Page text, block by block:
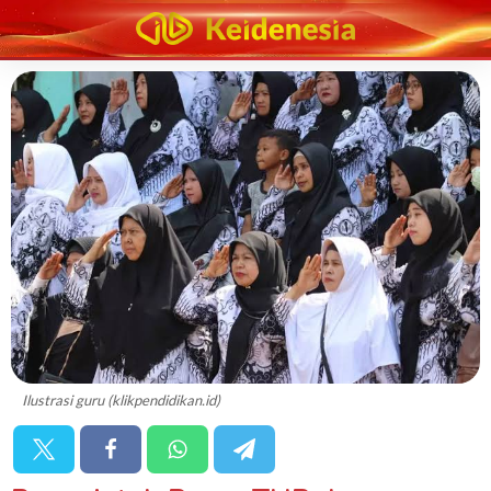
Ilustrasi guru (klikpendidikan.id)